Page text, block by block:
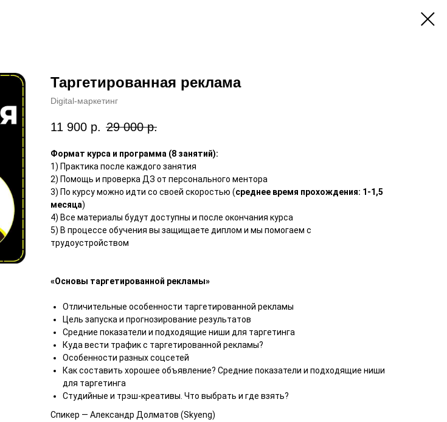
Таргетированная реклама
Digital-маркетинг
11 900 р. 29 000 р.
Формат курса и программа (8 занятий):
1) Практика после каждого занятия
2) Помощь и проверка ДЗ от персонального ментора
3) По курсу можно идти со своей скоростью (среднее время прохождения: 1-1,5
месяца)
4) Все материалы будут доступны и после окончания курса
5) В процессе обучения вы защищаете диплом и мы помогаем с
трудоустройством
«Основы таргетированной рекламы»
Отличительные особенности таргетированной рекламы
Цель запуска и прогнозирование результатов
Средние показатели и подходящие ниши для таргетинга
Куда вести трафик с таргетированной рекламы?
Особенности разных соцсетей
Как составить хорошее объявление? Средние показатели и подходящие ниши
для таргетинга
Студийные и трэш-креативы. Что выбрать и где взять?
Спикер — Александр Долматов (Skyeng)